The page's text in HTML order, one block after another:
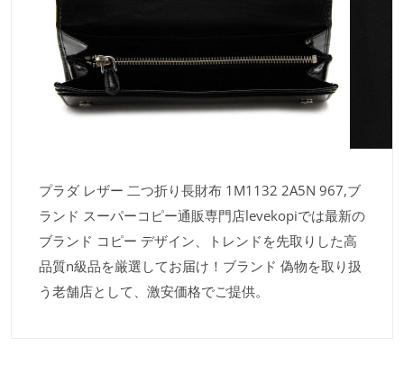
プラダ レザー 二つ折り長財布 1M1132 2A5N 967,ブ
ランド スーパーコピー通販専門店levekopiでは最新の
ブランド コピー デザイン、トレンドを先取りした高
品質n級品を厳選してお届け！ブランド 偽物を取り扱
う老舗店として、激安価格でご提供。